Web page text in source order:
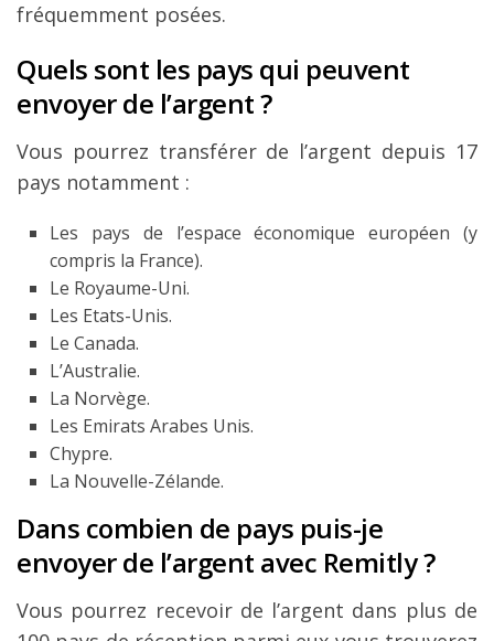
fréquemment posées.
Quels sont les pays qui peuvent
envoyer de l’argent ?
Vous pourrez transférer de l’argent depuis 17
pays notamment :
Les pays de l’espace économique européen (y
compris la France).
Le Royaume-Uni.
Les Etats-Unis.
Le Canada.
L’Australie.
La Norvège.
Les Emirats Arabes Unis.
Chypre.
La Nouvelle-Zélande.
Dans combien de pays puis-je
envoyer de l’argent avec Remitly ?
Vous pourrez recevoir de l’argent dans plus de